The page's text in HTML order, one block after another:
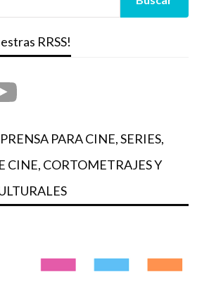
RRSS!
PARA CINE, SERIES,
CINE, CORTOMETRAJES Y